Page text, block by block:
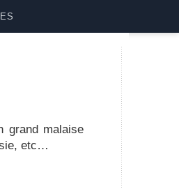
grand malaise
etc…